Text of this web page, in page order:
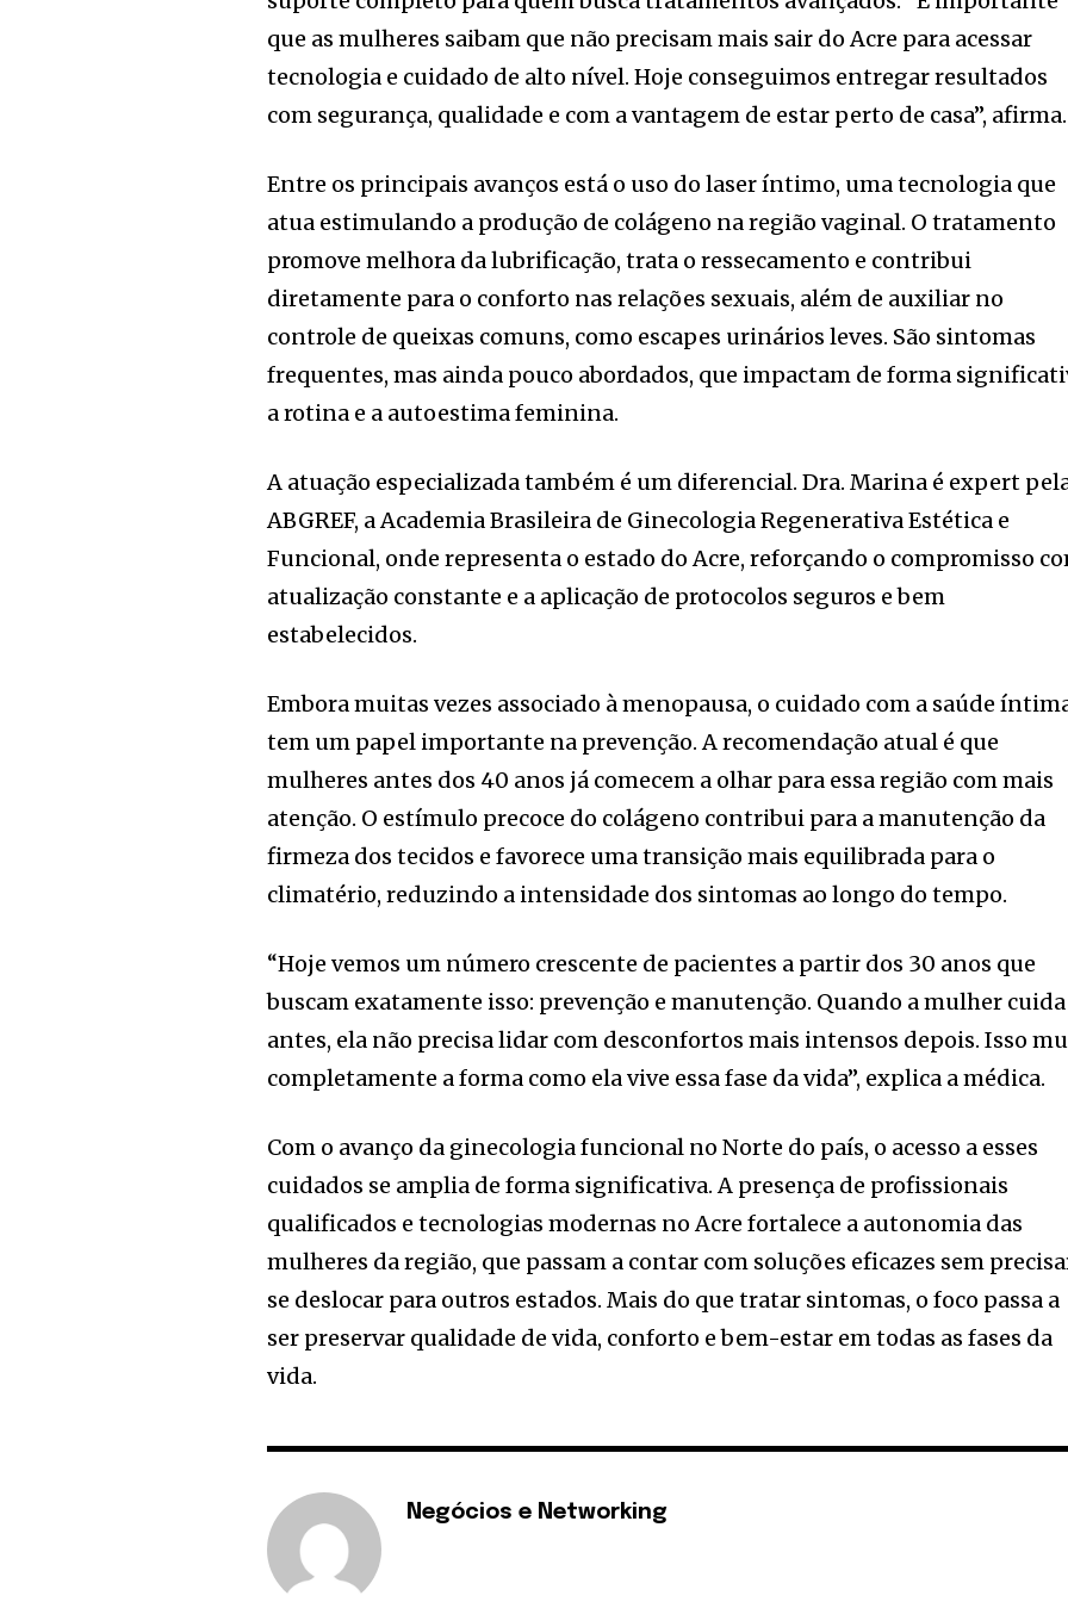
que as mulheres saibam que não precisam mais sair do Acre para acessar
tecnologia e cuidado de alto nível. Hoje conseguimos entregar resultados
com segurança, qualidade e com a vantagem de estar perto de casa”, afirma.
Entre os principais avanços está o uso do laser íntimo, uma tecnologia que
atua estimulando a produção de colágeno na região vaginal. O tratamento
promove melhora da lubrificação, trata o ressecamento e contribui
diretamente para o conforto nas relações sexuais, além de auxiliar no
controle de queixas comuns, como escapes urinários leves. São sintomas
frequentes, mas ainda pouco abordados, que impactam de forma
a rotina e a autoestima feminina.
A atuação especializada também é um diferencial. Dra. Marina é expert
ABGREF, a Academia Brasileira de Ginecologia Regenerativa Estética e
Funcional, onde representa o estado do Acre, reforçando o compromisso
atualização constante e a aplicação de protocolos seguros e bem
estabelecidos.
Embora muitas vezes associado à menopausa, o cuidado com a saúde
tem um papel importante na prevenção. A recomendação atual é que
mulheres antes dos 40 anos já comecem a olhar para essa região com mais
atenção. O estímulo precoce do colágeno contribui para a manutenção da
firmeza dos tecidos e favorece uma transição mais equilibrada para o
climatério, reduzindo a intensidade dos sintomas ao longo do tempo.
“Hoje vemos um número crescente de pacientes a partir dos 30 anos que
buscam exatamente isso: prevenção e manutenção. Quando a mulher cuida
antes, ela não precisa lidar com desconfortos mais intensos depois. Isso
completamente a forma como ela vive essa fase da vida”, explica a médica.
Com o avanço da ginecologia funcional no Norte do país, o acesso a esses
cuidados se amplia de forma significativa. A presença de profissionais
qualificados e tecnologias modernas no Acre fortalece a autonomia das
mulheres da região, que passam a contar com soluções eficazes sem
se deslocar para outros estados. Mais do que tratar sintomas, o foco passa a
ser preservar qualidade de vida, conforto e bem-estar em todas as fases da
vida.
Negócios e Networking